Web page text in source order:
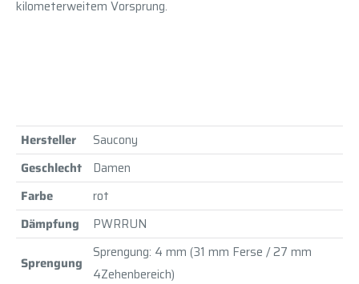
kilometerweitem Vorsprung.
Hersteller
Saucony
Geschlecht
Damen
Farbe
rot
Dämpfung
PWRRUN
Sprengung
Sprengung: 4 mm (31 mm Ferse / 27 mm
4Zehenbereich)